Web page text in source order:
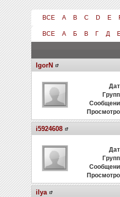
ВСЕ A B C D E
ВСЕ А Б В Г Д
IgorN
i5924608
ilya